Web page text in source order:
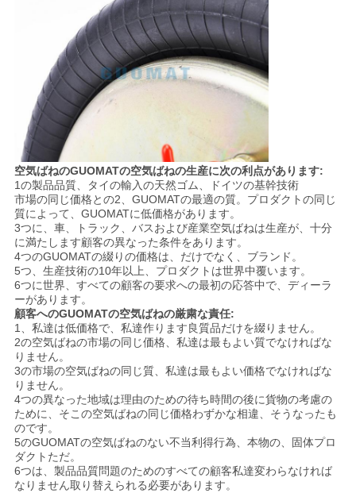
空気ばねのGUOMATの空気ばねの生産に次の利点があります:
1の製品品質、タイの輸入の天然ゴム、ドイツの基幹技術
市場の同じ価格との2、GUOMATの最適の質。プロダクトの同じ
質によって、GUOMATに低価格があります。
3つに、車、トラック、バスおよび産業空気ばねは生産が、十分
に満たします顧客の異なった条件をあります。
4つのGUOMATの綴りの価格は、だけでなく、ブランド。
5つ、生産技術の10年以上、プロダクトは世界中覆います。
6つに世界、すべての顧客の要求への最初の応答中で、ディーラ
ーがあります。
顧客へのGUOMATの空気ばねの厳粛な責任:
1、私達は低価格で、私達作ります良質品だけを綴りません。
2の空気ばねの市場の同じ価格、私達は最もよい質でなければな
りません。
3の市場の空気ばねの同じ質、私達は最もよい価格でなければな
りません。
4つの異なった地域は理由のための待ち時間の後に貨物の考慮の
ために、そこの空気ばねの同じ価格わずかな相違、そうなったも
のです。
5のGUOMATの空気ばねのない不当利得行為、本物の、固体プロ
ダクトただ。
6つは、製品品質問題のためのすべての顧客私達変わらなければ
なりません取り替えられる必要があります。